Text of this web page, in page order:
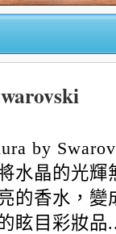
by
水晶的光輝
的香水，變
眩目彩妝品